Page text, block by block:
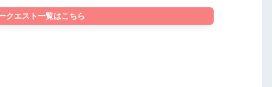
クエスト一覧はこちら